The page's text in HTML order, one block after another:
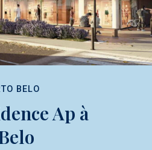
BELO
Ap à